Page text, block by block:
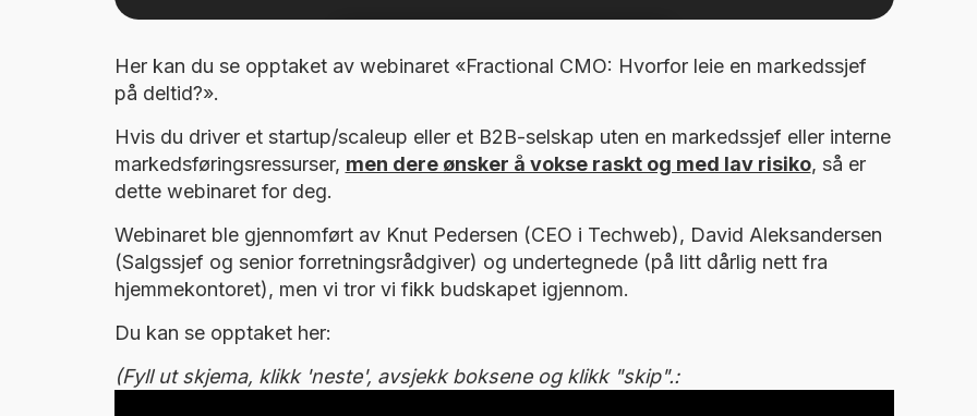
Her kan du se opptaket av webinaret «Fractional CMO: Hvorfor leie en markedssjef
på deltid?».
Hvis du driver et startup/scaleup eller et B2B-selskap uten en markedssjef eller interne
markedsføringsressurser, men dere ønsker å vokse raskt og med lav risiko, så er
dette webinaret for deg.
Webinaret ble gjennomført av Knut Pedersen (CEO i Techweb), David Aleksandersen
(Salgssjef og senior forretningsrådgiver) og undertegnede (på litt dårlig nett fra
hjemmekontoret), men vi tror vi fikk budskapet igjennom.
Du kan se opptaket her:
(Fyll ut skjema, klikk 'neste', avsjekk boksene og klikk "skip".: